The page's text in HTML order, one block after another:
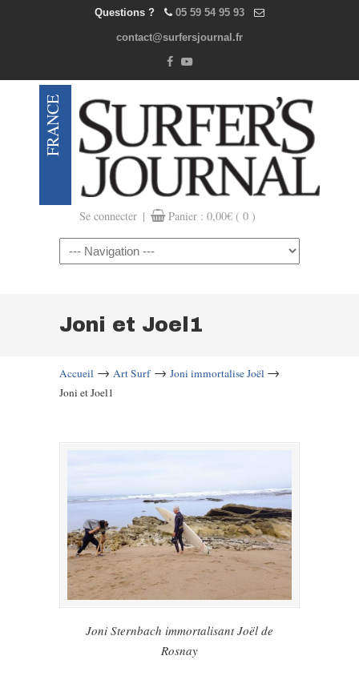
Questions ? 05 59 54 95 93
contact@surfersjournal.fr
Se connecter | Panier : 0,00€ ( 0 )
Navigation
Joni et Joel1
Accueil → Art Surf → Joni immortalise Joël →
Joni et Joel1
Joni Sternbach immortalisant Joël de
Rosnay